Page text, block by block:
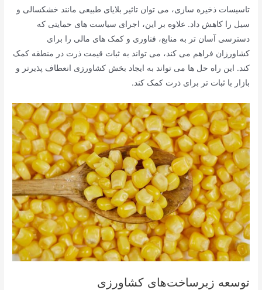
تاسیسات ذخیره سازی، می توان تاثیر بلایای طبیعی مانند خشکسالی و
سیل را کاهش داد. علاوه بر این، اجرای سیاست های حمایتی که
دسترسی آسان تر به منابع، فناوری و کمک های مالی را برای
کشاورزان فراهم می کند، می تواند به ثبات قیمت ذرت در منطقه کمک
کند. این راه حل ها می تواند به ایجاد بخش کشاورزی انعطاف پذیرتر و
بازار با ثبات تر برای ذرت کمک کند.
توسعه زیرساخت‌های کشاورزی